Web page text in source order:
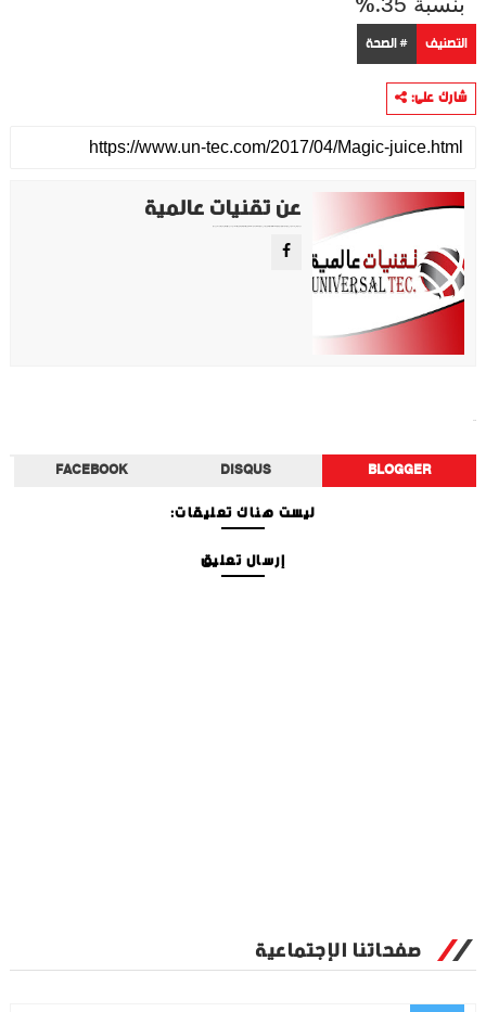
التصنيف # الصحة
شارك على:
عن تقنيات عالمية
BLOGGER
DISQUS
FACEBOOK
ليست هناك تعليقات:
إرسال تعليق
صفحاتنا الإجتماعية